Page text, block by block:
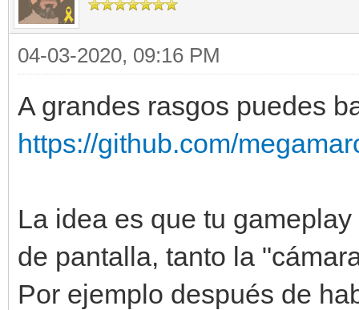
04-03-2020, 09:16 PM
A grandes rasgos puedes
https://github.com/
La idea es que tu
de pantalla, tanto la
Por ejemplo después de